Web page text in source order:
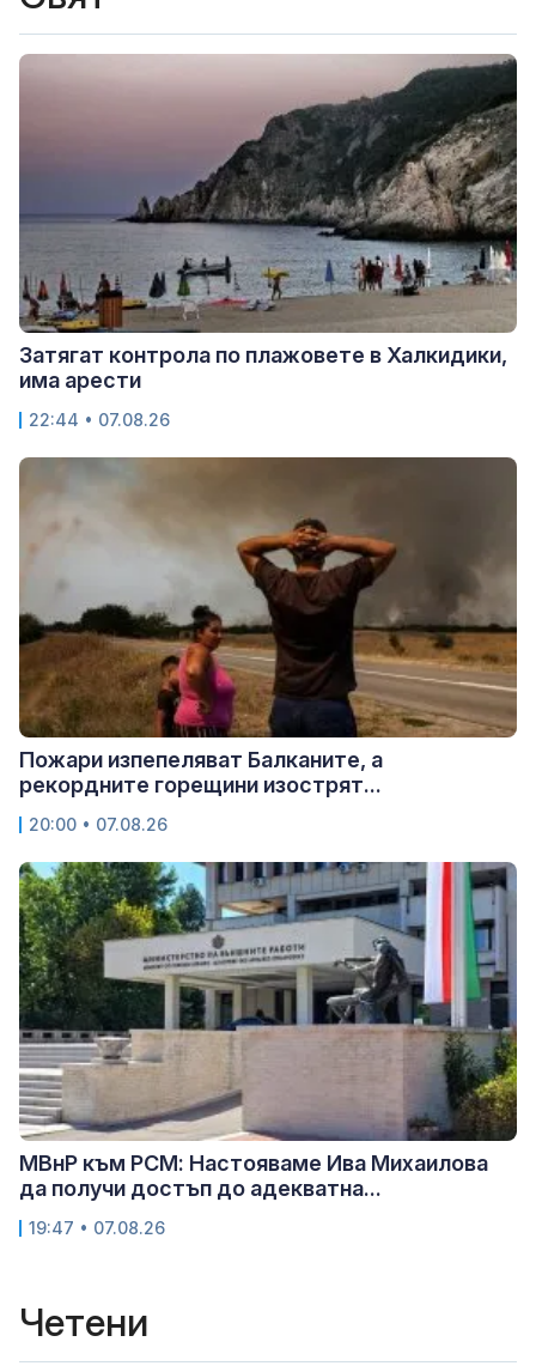
Затягат контрола по плажовете в Халкидики,
има арести
22:44 • 07.08.26
Пожари изпепеляват Балканите, а
рекордните горещини изострят...
20:00 • 07.08.26
МВнР към РСМ: Настояваме Ива Михаилова
да получи достъп до адекватна...
19:47 • 07.08.26
Четени